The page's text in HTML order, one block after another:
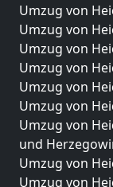
Umzug von
Umzug von
Umzug von
Umzug von
Umzug von
Umzug von
Umzug von
und
Umzug von
Umzug von